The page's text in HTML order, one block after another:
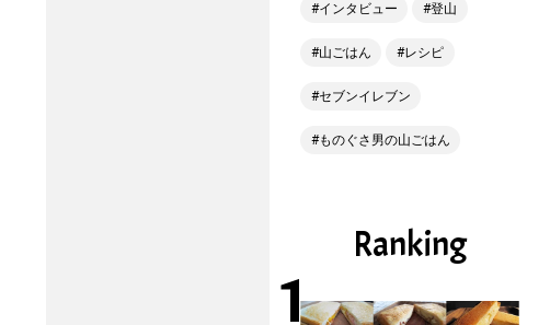
インタビュー 登山
山ごはん レシピ
セブンイレブン
ものぐさ男の山ごはん
Ranking